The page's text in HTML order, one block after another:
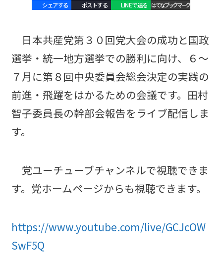
シェアする ポストする LINEで送る はてなブックマーク
日本共産党第３０回党大会の成功と国政
選挙・統一地方選挙での勝利に向け、６～
７月に第８回中央委員会総会決定の実践の
前進・飛躍をはかるための会議です。田村
智子委員長の幹部会報告をライブ配信しま
す。
党ユーチューブチャンネルで視聴できま
す。党ホームページからも視聴できます。
https://www.youtube.com/live/GCJcOW
SwF5Q